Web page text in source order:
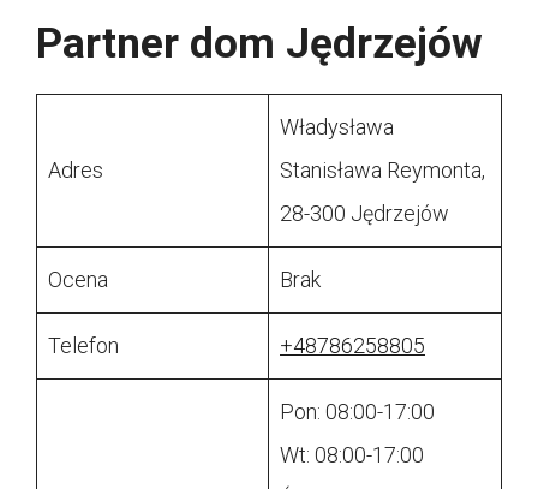
Partner dom Jędrzejów
Adres
Władysława
Stanisława Reymonta,
28-300 Jędrzejów
Ocena Brak
Telefon +48786258805
Pon: 08:00-17:00
Wt: 08:00-17:00